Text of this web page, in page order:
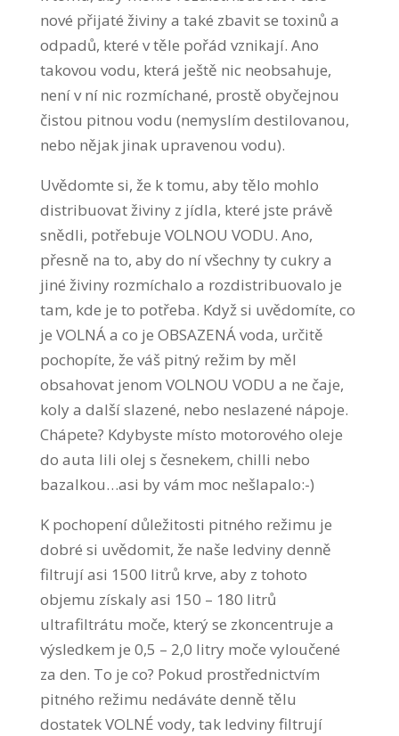
nové přijaté živiny a také zbavit se toxinů a
odpadů, které v těle pořád vznikají. Ano
takovou vodu, která ještě nic neobsahuje,
není v ní nic rozmíchané, prostě obyčejnou
čistou pitnou vodu (nemyslím destilovanou,
nebo nějak jinak upravenou vodu).
Uvědomte si, že k tomu, aby tělo mohlo
distribuovat živiny z jídla, které jste právě
snědli, potřebuje VOLNOU VODU. Ano,
přesně na to, aby do ní všechny ty cukry a
jiné živiny rozmíchalo a rozdistribuovalo je
tam, kde je to potřeba. Když si uvědomíte, co
je VOLNÁ a co je OBSAZENÁ voda, určitě
pochopíte, že váš pitný režim by měl
obsahovat jenom VOLNOU VODU a ne čaje,
koly a další slazené, nebo neslazené nápoje.
Chápete? Kdybyste místo motorového oleje
do auta lili olej s česnekem, chilli nebo
bazalkou…asi by vám moc nešlapalo:-)
K pochopení důležitosti pitného režimu je
dobré si uvědomit, že naše ledviny denně
filtrují asi 1500 litrů krve, aby z tohoto
objemu získaly asi 150 – 180 litrů
ultrafiltrátu moče, který se zkoncentruje a
výsledkem je 0,5 – 2,0 litry moče vyloučené
za den. To je co? Pokud prostřednictvím
pitného režimu nedáváte denně tělu
dostatek VOLNÉ vody, tak ledviny filtrují